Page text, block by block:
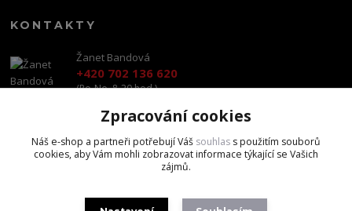
KONTAKTY
Žanet Bandová
+420 702 136 620
(Po-Ne, 8-20 hod.)
shop@brandscapital.cz
Zpracování cookies
Náš e-shop a partneři potřebují Váš souhlas s použitím souborů
cookies, aby Vám mohli zobrazovat informace týkající se Vašich
zájmů.